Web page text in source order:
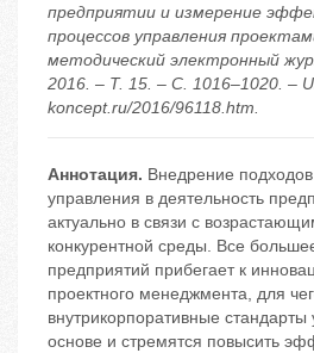
предприятии и измерение
процессов управления
методический электронный
2016. – Т. 15. – С. 1016–1020. –
koncept.ru/2016/96118.htm.
Аннотация. Внедрение подходов
управления в деятельность
актуально в связи с
конкурентной среды. Все
предприятий прибегает к
проектного менеджмента, для
внутрикорпоративные
основе и стремятся повысить